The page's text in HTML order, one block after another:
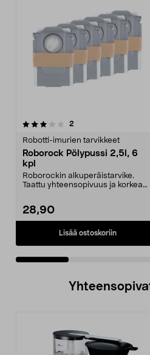
2
Robotti-imurien tarvikkeet
Roborock Pölypussi 2,5l, 6
kpl
Roborockin alkuperäistarvike.
Taattu yhteensopivuus ja korkea
28,90
Lisää ostoskoriin
4.5 viidestä